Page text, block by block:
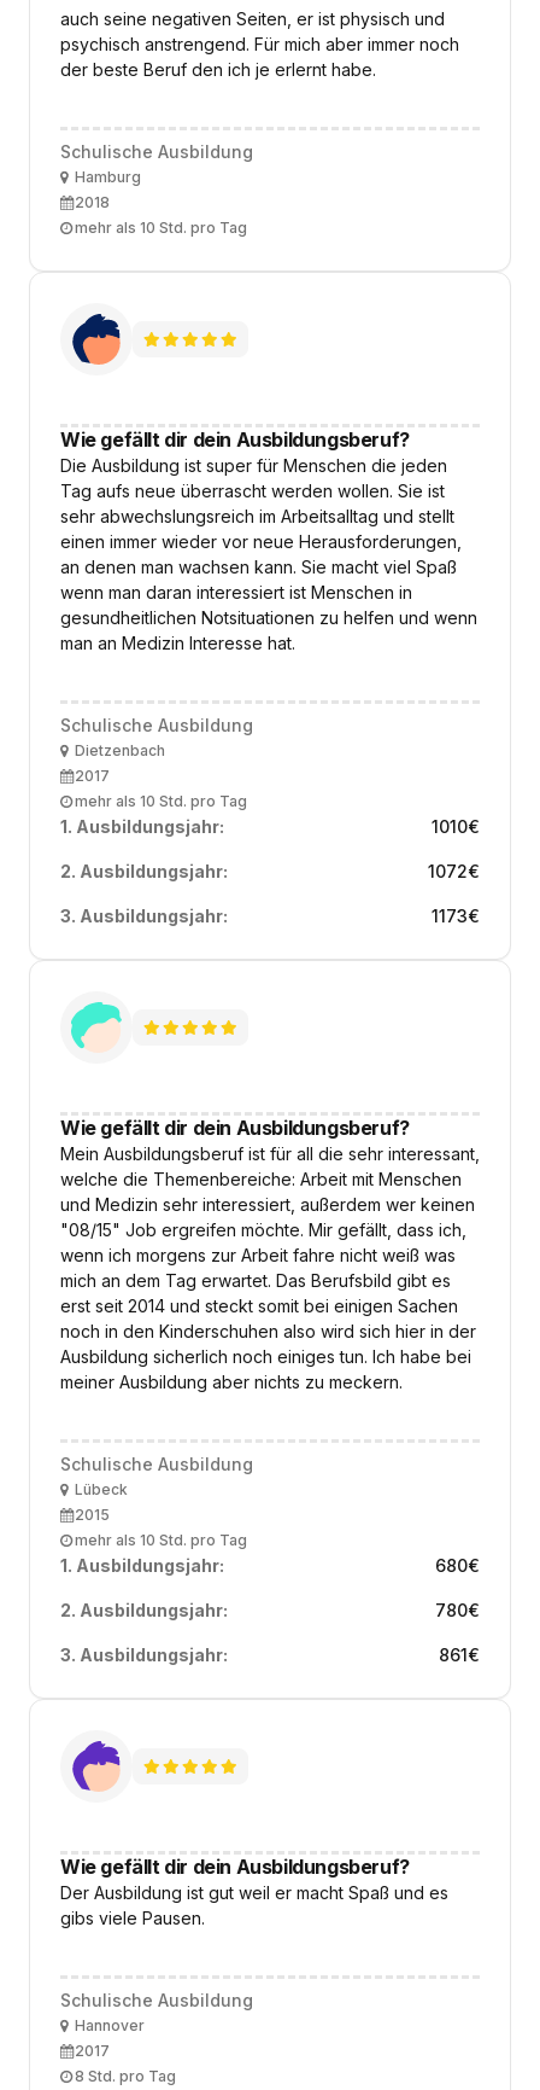
auch seine negativen Seiten, er ist physisch und
psychisch anstrengend. Für mich aber immer noch
der beste Beruf den ich je erlernt habe.
Schulische Ausbildung
OrtHamburg
Ausbildungsbeginn
2018
Arbeitszeit
mehr als 10 Std. pro Tag
Wie gefällt dir dein Ausbildungsberuf?
Die Ausbildung ist super für Menschen die jeden
Tag aufs neue überrascht werden wollen. Sie ist
sehr abwechslungsreich im Arbeitsalltag und stellt
einen immer wieder vor neue Herausforderungen,
an denen man wachsen kann. Sie macht viel Spaß
wenn man daran interessiert ist Menschen in
gesundheitlichen Notsituationen zu helfen und wenn
man an Medizin Interesse hat.
Schulische Ausbildung
OrtDietzenbach
Ausbildungsbeginn
2017
Arbeitszeit
mehr als 10 Std. pro Tag
1. Ausbildungsjahr: 1010€
2. Ausbildungsjahr: 1072€
3. Ausbildungsjahr: 1173€
Wie gefällt dir dein Ausbildungsberuf?
Mein Ausbildungsberuf ist für all die sehr interessant,
welche die Themenbereiche: Arbeit mit Menschen
und Medizin sehr interessiert, außerdem wer keinen
"08/15" Job ergreifen möchte. Mir gefällt, dass ich,
wenn ich morgens zur Arbeit fahre nicht weiß was
mich an dem Tag erwartet. Das Berufsbild gibt es
erst seit 2014 und steckt somit bei einigen Sachen
noch in den Kinderschuhen also wird sich hier in der
Ausbildung sicherlich noch einiges tun. Ich habe bei
meiner Ausbildung aber nichts zu meckern.
Schulische Ausbildung
OrtLübeck
Ausbildungsbeginn
2015
Arbeitszeit
mehr als 10 Std. pro Tag
1. Ausbildungsjahr: 680€
2. Ausbildungsjahr: 780€
3. Ausbildungsjahr: 861€
Wie gefällt dir dein Ausbildungsberuf?
Der Ausbildung ist gut weil er macht Spaß und es
gibs viele Pausen.
Schulische Ausbildung
OrtHannover
Ausbildungsbeginn
2017
Arbeitszeit
8 Std. pro Tag